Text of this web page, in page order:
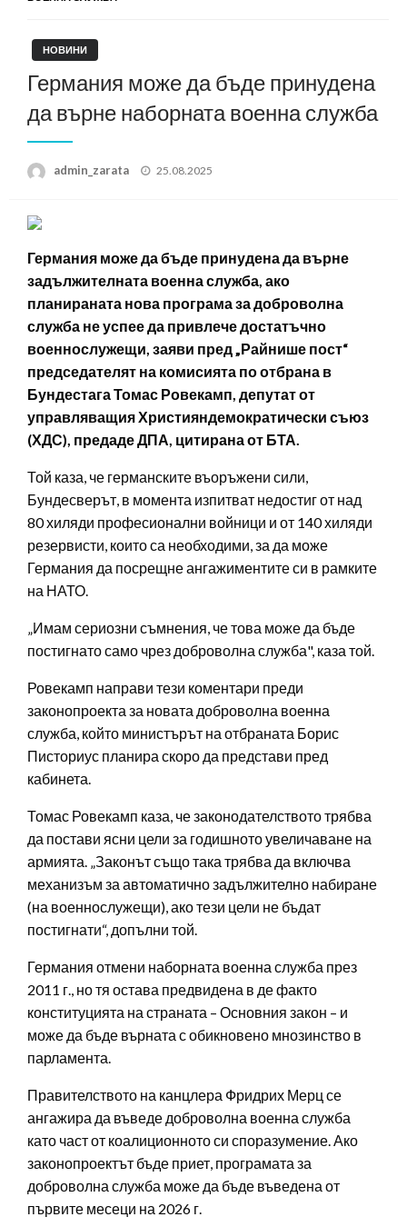
НОВИНИ
Германия може да бъде принудена
да върне наборната военна служба
admin_zarata
Posted
25.08.2025
Германия може да бъде принудена да върне
задължителната военна служба, ако
планираната нова програма за доброволна
служба не успее да привлече достатъчно
военнослужещи, заяви пред „Райнише пост“
председателят на комисията по отбрана в
Бундестага Томас Ровекамп, депутат от
управляващия Християндемократически съюз
(ХДС), предаде ДПА, цитирана от БТА.
Той каза, че германските въоръжени сили,
Бундесверът, в момента изпитват недостиг от над
80 хиляди професионални войници и от 140 хиляди
резервисти, които са необходими, за да може
Германия да посрещне ангажиментите си в рамките
на НАТО.
„Имам сериозни съмнения, че това може да бъде
постигнато само чрез доброволна служба", каза той.
Ровекамп направи тези коментари преди
законопроекта за новата доброволна военна
служба, който министърът на отбраната Борис
Писториус планира скоро да представи пред
кабинета.
Томас Ровекамп каза, че законодателството трябва
да постави ясни цели за годишното увеличаване на
армията. „Законът също така трябва да включва
механизъм за автоматично задължително набиране
(на военнослужещи), ако тези цели не бъдат
постигнати“, допълни той.
Германия отмени наборната военна служба през
2011 г., но тя остава предвидена в де факто
конституцията на страната – Основния закон – и
може да бъде върната с обикновено мнозинство в
парламента.
Правителството на канцлера Фридрих Мерц се
ангажира да въведе доброволна военна служба
като част от коалиционното си споразумение. Ако
законопроектът бъде приет, програмата за
доброволна служба може да бъде въведена от
първите месеци на 2026 г.